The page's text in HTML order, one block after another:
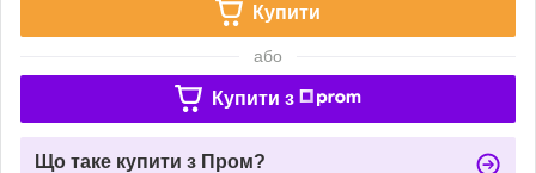
Купити
або
Купити з
Що таке купити з Пром?